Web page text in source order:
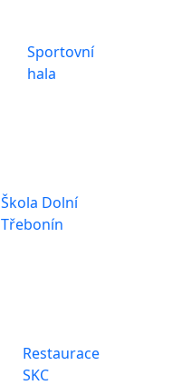
Sportovní
hala
Škola Dolní
Třebonín
Restaurace
SKC